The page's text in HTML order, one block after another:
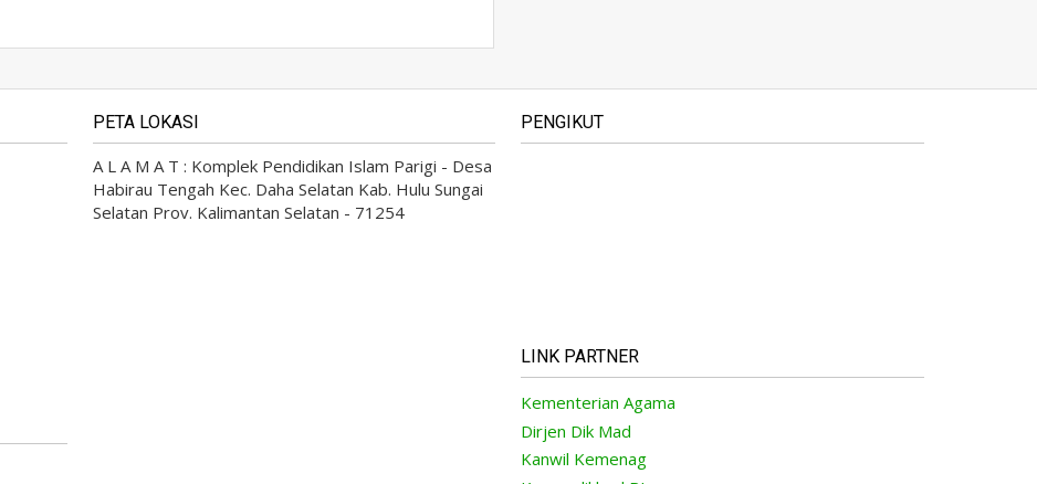
PETA LOKASI
A L A M A T : Komplek Pendidikan Islam Parigi - Desa
Habirau Tengah Kec. Daha Selatan Kab. Hulu Sungai
Selatan Prov. Kalimantan Selatan - 71254
PENGIKUT
LINK PARTNER
Kementerian Agama
Dirjen Dik Mad
Kanwil Kemenag